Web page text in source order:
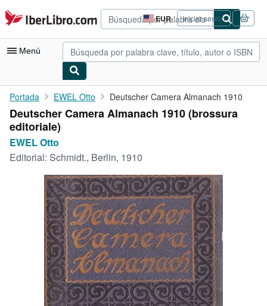
Pasar al contenido principal
IberLibro.com EUR
Preferencias
de
compra
del
Iniciar sesión
Menú
Mi cuenta
Consultar mis pedidos
Búsqueda avanzada
Colecciones
Libros antiguos
Arte y coleccionismo
Vendedores
Comenzar a vender
CERRAR
Portada EWEL Otto Deutscher Camera Almanach 1910
Deutscher Camera Almanach 1910 (brossura
editoriale)
EWEL Otto
Editorial: Schmidt., Berlin, 1910